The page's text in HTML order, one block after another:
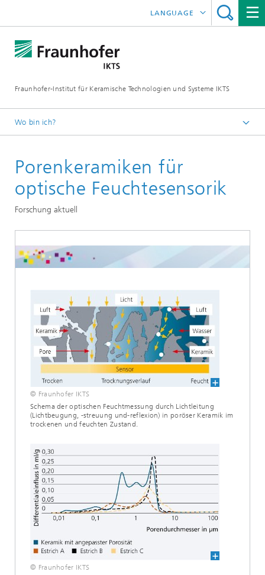
Fraunhofer-Institut für Keramische Technologien und Systeme IKTS
LANGUAGE
ČESKÝ
Wo bin ich?
Abteilungen
Strukturkeramik
Porenkeramiken für
optische Feuchtesensorik
Forschung aktuell
© Fraunhofer IKTS
Schema der optischen Feuchtmessung durch Lichtleitung
(Lichtbeugung, -streuung und-reflexion) in poröser Keramik im
trockenen und feuchten Zustand.
© Fraunhofer IKTS